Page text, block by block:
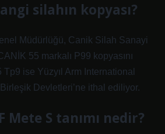
silahın kopyası?
Müdürlüğü, Canik Silah Sanayi
55 markalı P99 kopyasını
Tp9 ise Yüzyıl Arm International
Devletleri’ne ithal ediliyor.
Mete S tanımı nedir?